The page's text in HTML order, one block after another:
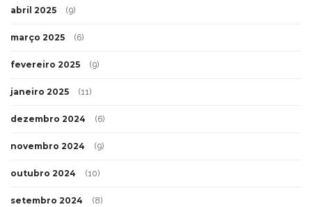
abril 2025 (9)
março 2025 (6)
fevereiro 2025 (9)
janeiro 2025 (11)
dezembro 2024 (6)
novembro 2024 (9)
outubro 2024 (10)
setembro 2024 (8)